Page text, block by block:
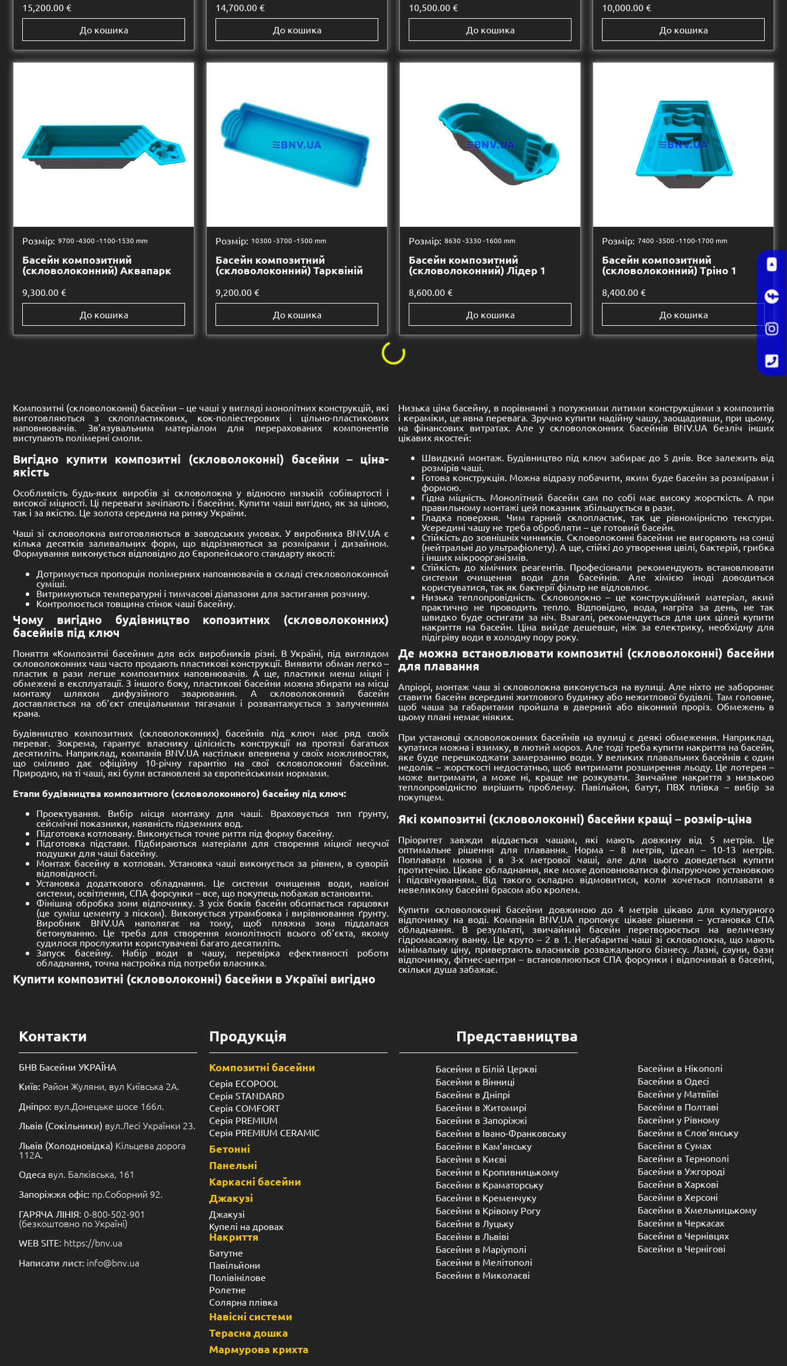
15,200.00 €
До кошика
14,700.00 €
До кошика
10,500.00 €
До кошика
10,000.00 €
До кошика
Розмір: 9700 -4300 -1100-1530 mm
Басейн композитний
(скловолоконний) Аквапарк
9,300.00 €
До кошика
Розмір: 10300 -3700 -1500 mm
Басейн композитний
(скловолоконний) Тарквіній
9,200.00 €
До кошика
Розмір: 8630 -3330 -1600 mm
Басейн композитний
(скловолоконний) Лідер 1
8,600.00 €
До кошика
Розмір: 7400 -3500 -1100-1700 mm
Басейн композитний
(скловолоконний) Тріно 1
8,400.00 €
До кошика
Басейн композитний
(скловолоконний) Тріумф
8,300.00€
До кошика
Басейн композитний
(скловолоконний) Тріно 2
8,300.00€
До кошика
Розмір: 8630 - 3330 -1100-1600 mm
Басейн композитний
(скловолоконний) Лідер 2
8,200.00€
До кошика
Розмір: 8200 -3600 - 1530 mm
Басейн композитний
(скловолоконний) Оскар 8
8,150.00€
До кошика
Розмір: 1500 mm
Басейн композитний
(скловолоконний) Паладій
7,700.00€
До кошика
Розмір: 8400 -3600 -
Басейн композитний
(скловолоконний) Олімпік
7,700.00€
До кошика
(скловолоконний) басейн
Покровський 2
7,600.00€
До кошика
Басейн композитний
(скловолоконний) Палерма 1
7,400.00€
До кошика
Композитні(скловолоконні)басейни – це чаші у вигляді монолітних конструкцій, які
Вигідно купити композитні (скловолоконні) басейни – ціна-
якість
Особливість будь-яких виробів зі скловолокна у відносно низькій собівартості і
високої міцності. Ці переваги зачіпають і басейни. Купити чаші вигідно, як за ціною,
так і за якістю. Це золота середина на ринку України.
Чаші зі скловолокна виготовляються в заводських умовах. У виробника BNV.UA є
кілька десятків заливальних форм, що відрізняються за розмірами і дизайном.
Формування виконується відповідно до Європейського стандарту якості:
Дотримується пропорція полімерних наповнювачів в складі стекловолоконной
Витримуються температурні і тимчасові діапазони для застигання розчину.
Контролюється товщина стінок чаші басейну.
Чому вигідно будівництво копозитних (скловолоконних)
басейнів під ключ
Поняття «Композитні басейни» для всіх виробників різні. В Україні, під виглядом
скловолоконних чаш часто продають пластикові конструкції. Виявити обман легко –
пластик в рази легше композитних наповнювачів. А ще, пластики менш міцні і
обмежені в експлуатації. З іншого боку, пластикові басейни можна збирати на місці
монтажу шляхом дифузійного зварювання. А скловолоконний басейн
доставляється на об’єкт спеціальними тягачами і розвантажується з залученням
Будівництво композитних (скловолоконних) басейнів під ключ має ряд своїх
переваг. Зокрема, гарантує власнику цілісність конструкції на протязі багатьох
десятиліть. Наприклад, компанія BNV.UA настільки впевнена у своїх можливостях,
Природно, на ті чаші, які були встановлені за європейськими нормами.
Швидкий монтаж. Будівництво під ключ забирає до 5 днів. Все залежить від
розмірів чаші.
формою.
Гідна міцність. Монолітний басейн сам по собі має високу жорсткість. А при
правильному монтажі цей показник збільшується в рази.
Гладка поверхня. Чим гарний склопластик, так це рівномірністю текстури.
Усередині чашу не треба обробляти – це готовий басейн.
Стійкість до зовнішніх чинників. Скловолоконні басейни не вигоряють на сонці
(нейтральні до ультрафіолету). А ще, стійкі до утворення цвілі, бактерій, грибка
і інших мікроорганізмів.
Стійкість до хімічних реагентів. Професіонали рекомендують встановлювати
системи очищення води для басейнів. Але хімією іноді доводиться
користуватися, так як бактерії фільтр не відловлює.
Низька теплопровідність. Скловолокно – це конструкційний матеріал, який
практично не проводить тепло. Відповідно, вода, нагріта за день, не так
швидко буде остигати за ніч. Взагалі, рекомендується для цих цілей купити
накриття на басейн. Ціна вийде дешевше, ніж за електрику, необхідну для
підігріву води в холодну пору року.
Де можна встановлювати композитні (скловолоконні) басейни
для плавання
Апріорі, монтаж чаш зі скловолокна виконується на вулиці. Але ніхто не забороняє
ставити басейн всередині житлового будинку або нежитлової будівлі. Там головне,